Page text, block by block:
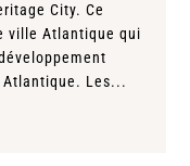
City. Ce
ville Atlantique qui
Atlantique. Les...